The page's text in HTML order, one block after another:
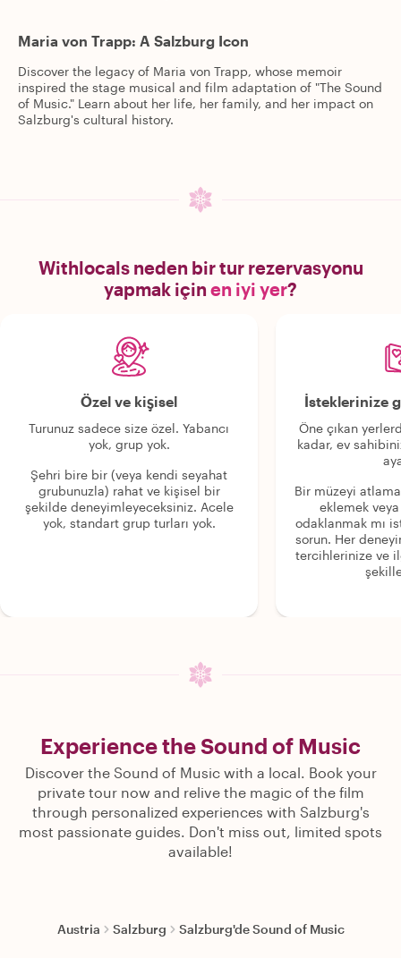
Maria von Trapp: A Salzburg Icon
Discover the legacy of Maria von Trapp, whose memoir
inspired the stage musical and film adaptation of "The Sound
of Music." Learn about her life, her family, and her impact on
Salzburg's cultural history.
Withlocals neden bir tur rezervasyonu
yapmak için en iyi yer?
Özel ve kişisel
Turunuz sadece size özel. Yabancı
yok, grup yok.
Şehri bire bir (veya kendi seyahat
grubunuzla) rahat ve kişisel bir
şekilde deneyimleyeceksiniz. Acele
yok, standart grup turları yok.
İsteklerinize
Öne çıkan
kadar, ev
Bir müzeyi
eklemek
odaklanmak mı
sorun. Her
tercihlerinize ve
Experience the Sound of Music
Discover the Sound of Music with a local. Book your
private tour now and relive the magic of the film
through personalized experiences with Salzburg's
most passionate guides. Don't miss out, limited spots
available!
Austria Salzburg Salzburg'de Sound of Music